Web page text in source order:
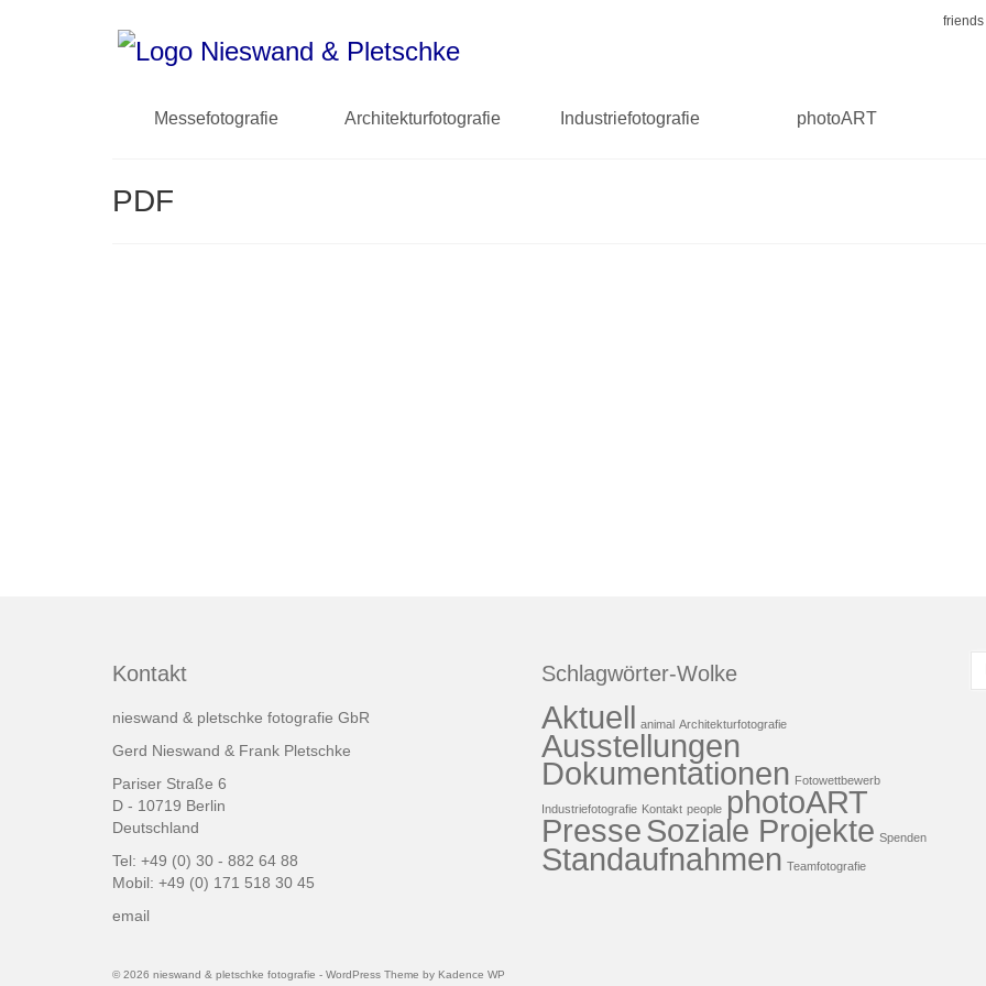
Messefotografie Architekturfotografie Industriefotografie photoART
PDF
Kontakt
nieswand & pletschke fotografie GbR
Gerd Nieswand & Frank Pletschke
Pariser Straße 6
D - 10719 Berlin
Deutschland
Tel: +49 (0) 30 - 882 64 88
Mobil: +49 (0) 171 518 30 45
email
Schlagwörter-Wolke
Aktuell animal Architekturfotografie
Ausstellungen
Dokumentationen Fotowettbewerb
Industriefotografie Kontakt people photoART
PresseSoziale Projekte Spenden
Standaufnahmen Teamfotografie
© 2026 nieswand & pletschke fotografie - WordPress Theme by Kadence WP